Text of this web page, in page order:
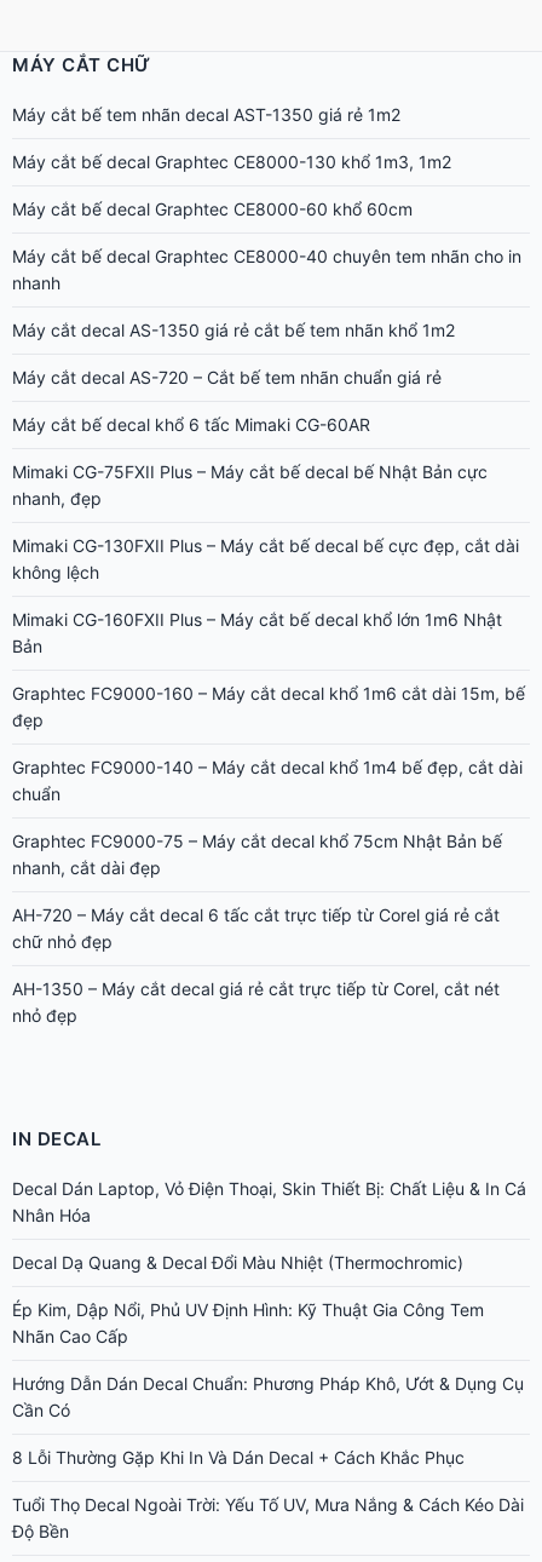
MÁY CẮT CHỮ
Máy cắt bế tem nhãn decal AST-1350 giá rẻ 1m2
Máy cắt bế decal Graphtec CE8000-130 khổ 1m3, 1m2
Máy cắt bế decal Graphtec CE8000-60 khổ 60cm
Máy cắt bế decal Graphtec CE8000-40 chuyên tem nhãn cho in
nhanh
Máy cắt decal AS-1350 giá rẻ cắt bế tem nhãn khổ 1m2
Máy cắt decal AS-720 – Cắt bế tem nhãn chuẩn giá rẻ
Máy cắt bế decal khổ 6 tấc Mimaki CG-60AR
Mimaki CG-75FXII Plus – Máy cắt bế decal bế Nhật Bản cực
nhanh, đẹp
Mimaki CG-130FXII Plus – Máy cắt bế decal bế cực đẹp, cắt dài
không lệch
Mimaki CG-160FXII Plus – Máy cắt bế decal khổ lớn 1m6 Nhật
Bản
Graphtec FC9000-160 – Máy cắt decal khổ 1m6 cắt dài 15m, bế
đẹp
Graphtec FC9000-140 – Máy cắt decal khổ 1m4 bế đẹp, cắt dài
chuẩn
Graphtec FC9000-75 – Máy cắt decal khổ 75cm Nhật Bản bế
nhanh, cắt dài đẹp
AH-720 – Máy cắt decal 6 tấc cắt trực tiếp từ Corel giá rẻ cắt
chữ nhỏ đẹp
AH-1350 – Máy cắt decal giá rẻ cắt trực tiếp từ Corel, cắt nét
nhỏ đẹp
IN DECAL
Decal Dán Laptop, Vỏ Điện Thoại, Skin Thiết Bị: Chất Liệu & In Cá
Nhân Hóa
Decal Dạ Quang & Decal Đổi Màu Nhiệt (Thermochromic)
Ép Kim, Dập Nổi, Phủ UV Định Hình: Kỹ Thuật Gia Công Tem
Nhãn Cao Cấp
Hướng Dẫn Dán Decal Chuẩn: Phương Pháp Khô, Ướt & Dụng Cụ
Cần Có
8 Lỗi Thường Gặp Khi In Và Dán Decal + Cách Khắc Phục
Tuổi Thọ Decal Ngoài Trời: Yếu Tố UV, Mưa Nắng & Cách Kéo Dài
Độ Bền